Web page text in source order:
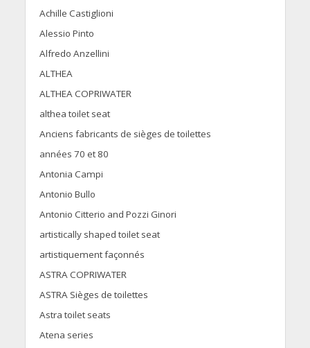
Achille Castiglioni
Alessio Pinto
Alfredo Anzellini
ALTHEA
ALTHEA COPRIWATER
althea toilet seat
Anciens fabricants de sièges de toilettes
années 70 et 80
Antonia Campi
Antonio Bullo
Antonio Citterio and Pozzi Ginori
artistically shaped toilet seat
artistiquement façonnés
ASTRA COPRIWATER
ASTRA Sièges de toilettes
Astra toilet seats
Atena series